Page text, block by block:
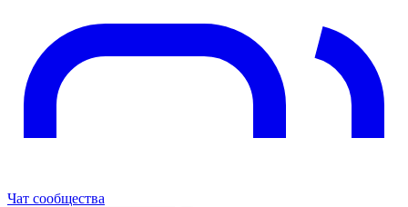
Чат сообщества